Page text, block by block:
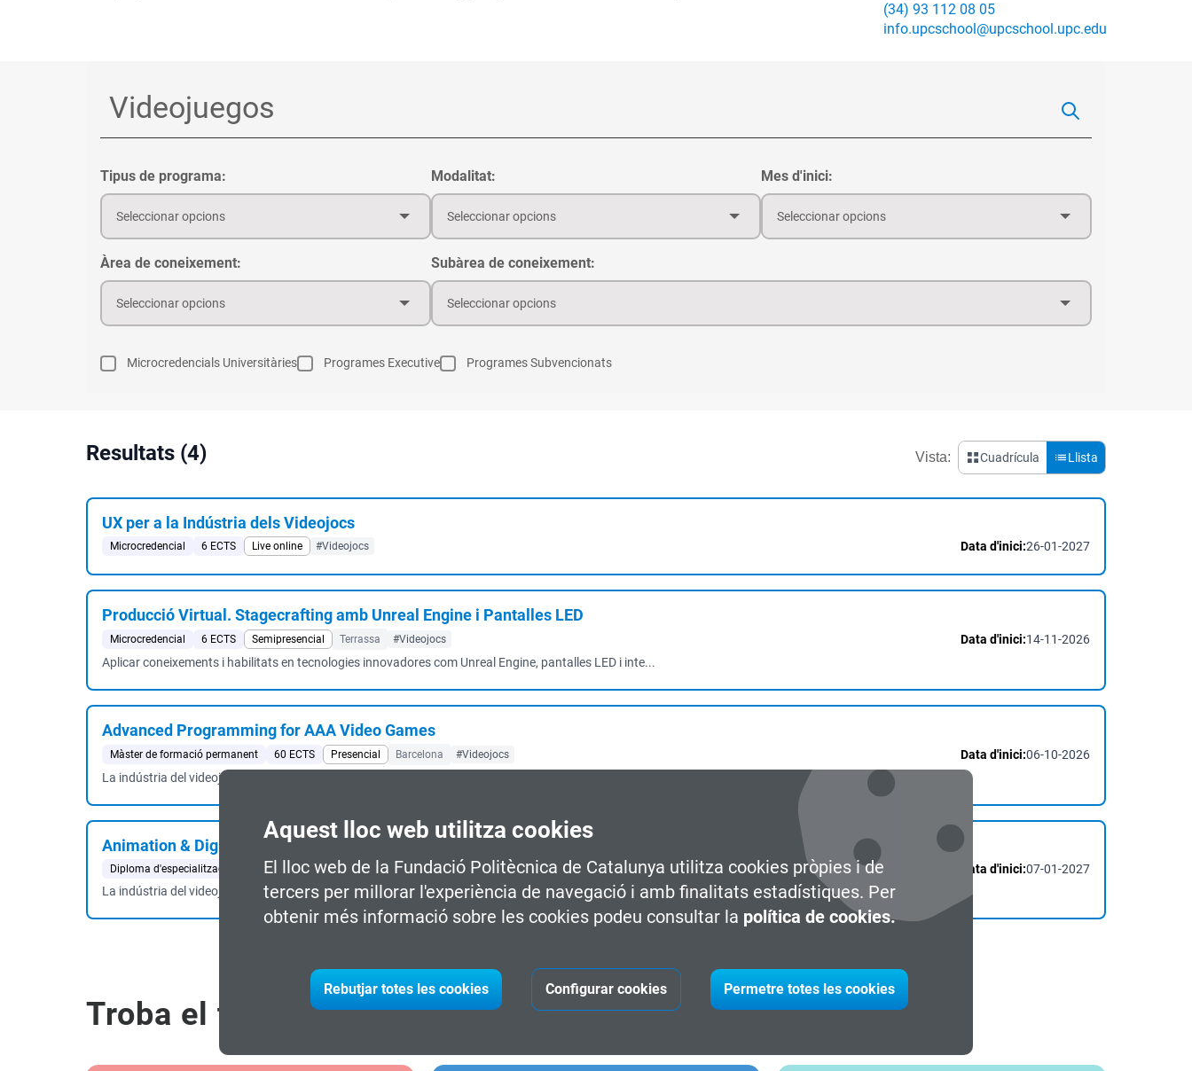
Aquest lloc web utilitza cookies
El lloc web de la Fundació Politècnica de Catalunya utilitza cookies pròpies i de
tercers per millorar l'experiència de navegació i amb finalitats estadístiques. Per
obtenir més informació sobre les cookies podeu consultar la política de cookies.
Rebutjar totes les cookies Configurar cookies Permetre totes les cookies
(34) 93 112 08 05
info.upcschool@upcschool.upc.edu
Tipus de programa:
Seleccionar opcions
Modalitat:
Seleccionar opcions
Mes d'inici:
Seleccionar opcions
Àrea de coneixement:
Seleccionar opcions
Subàrea de coneixement:
Seleccionar opcions
Microcredencials Universitàries Programes Executive Programes Subvencionats
Resultats (4) Vista: Cuadrícula Llista
UX per a la Indústria dels Videojocs
Microcredencial 6 ECTS Live online #Videojocs Data d'inici:26-01-2027
Producció Virtual. Stagecrafting amb Unreal Engine i Pantalles LED
Microcredencial 6 ECTS Semipresencial Terrassa #Videojocs Data d'inici:14-11-2026
Aplicar coneixements i habilitats en tecnologies innovadores com Unreal Engine, pantalles LED i inte...
Advanced Programming for AAA Video Games
Màster de formació permanent 60 ECTS Presencial Barcelona #Videojocs Data d'inici:06-10-2026
La indústria del videojoc continua consolidant-se com un dels motors de creixement de l’econom...
Animation & Digital Arts for AAA Video Games
Diploma d'especialització 30 ECTS Live online #Videojocs Data d'inici:07-01-2027
La indústria del videojoc continua consolidant-se com un dels motors de creixement de l’econ...
Troba el teu programa per àrea de coneixement